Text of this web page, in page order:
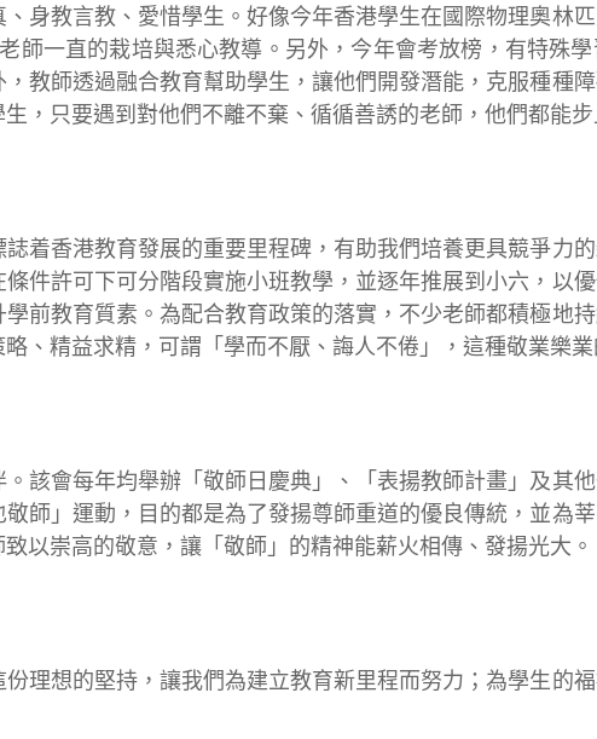
身教言教、愛惜學生。好像今年香港學生在國際物理奧林
師一直的栽培與悉心教導。另外，今年會考放榜，有特殊
教師透過融合教育幫助學生，讓他們開發潛能，克服種種
，只要遇到對他們不離不棄、循循善誘的老師，他們都能步
着香港教育發展的重要里程碑，有助我們培養更具競爭力
件許可下可分階段實施小班教學，並逐年推展到小六，以
前教育質素。為配合教育政策的落實，不少老師都積極地
、精益求精，可謂「學而不厭、誨人不倦」，這種敬業樂
。該會每年均舉辦「敬師日慶典」、「表揚教師計畫」及其
師」運動，目的都是為了發揚尊師重道的優良傳統，並為
以崇高的敬意，讓「敬師」的精神能薪火相傳、發揚光大。
理想的堅持，讓我們為建立教育新里程而努力；為學生的